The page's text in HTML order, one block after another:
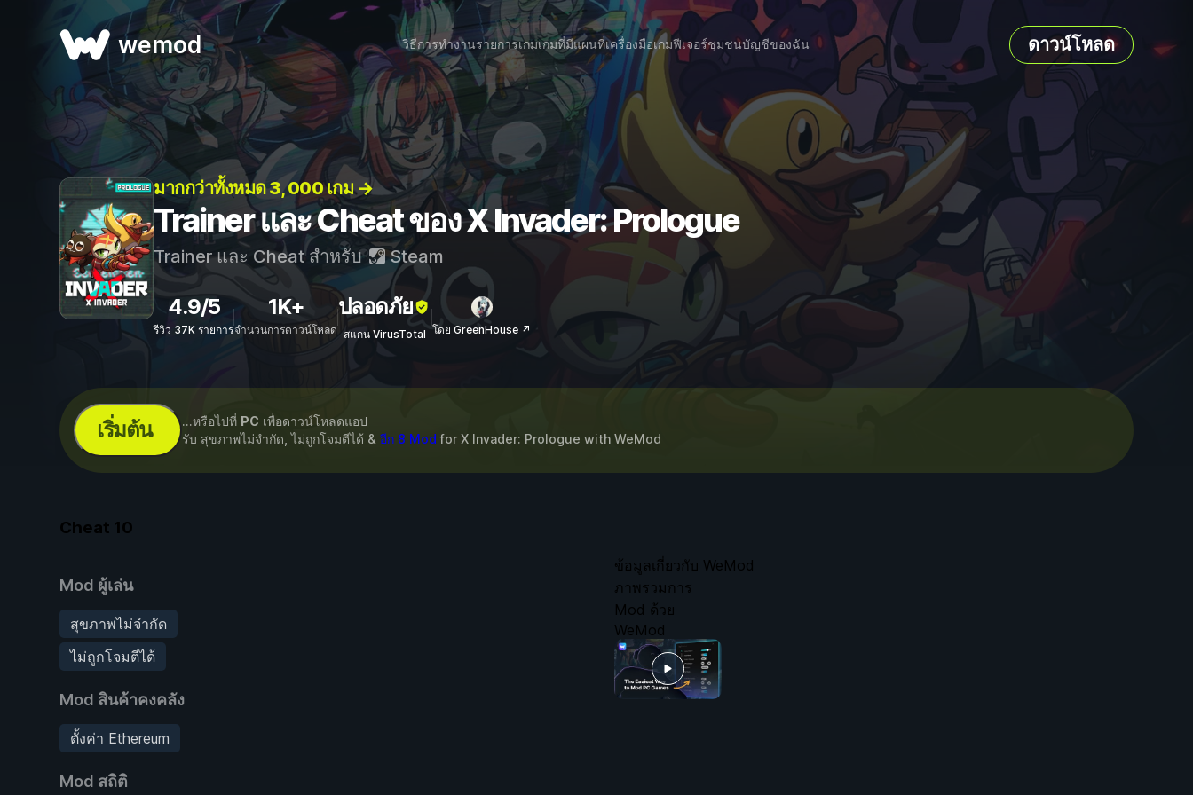
wemod วิธีการทำงานรายการเกมเกมที่มีแผนที่เครื่องมือเกมฟีเจอร์ชุมชนบัญชีของฉัน ดาวน์โหลด
มากกว่าทั้งหมด 3, 000 เกม →
Trainer และ Cheat ของ X Invader: Prologue
Trainer และ Cheat สำหรับ Steam
4.9/5
รีวิว 37K รายการ
1K+
จำนวนการดาวน์โหลด
ปลอดภัย
สแกน VirusTotal โดย GreenHouse ↗
เริ่มต้น ...หรือไปที่ PC เพื่อดาวน์โหลดแอป
รับ สุขภาพไม่จำกัด, ไม่ถูกโจมตีได้ & อีก 8 Mod for X Invader: Prologue with WeMod
Cheat 10
Mod ผู้เล่น
สุขภาพไม่จำกัด
ไม่ถูกโจมตีได้
Mod สินค้าคงคลัง
ตั้งค่า Ethereum
Mod สถิติ
ข้อมูลเกี่ยวกับ WeMod
ภาพรวมการ
Mod ด้วย
WeMod